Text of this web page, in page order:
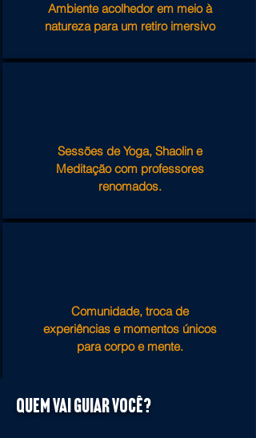
Ambiente acolhedor em meio à
natureza para um retiro imersivo
Sessões de Yoga, Shaolin e
Meditação com professores
renomados.
Comunidade, troca de
experiências e momentos únicos
para corpo e mente.
Quem vai guiar você?